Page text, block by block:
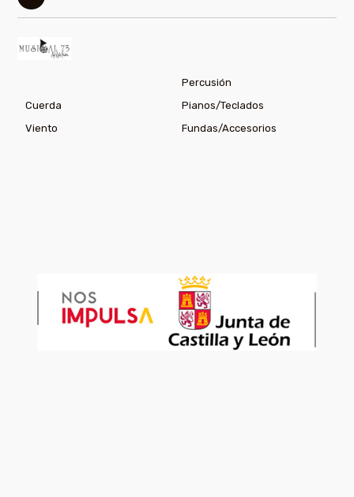
Percusión
Cuerda
Pianos/Teclados
Viento
Fundas/Accesorios